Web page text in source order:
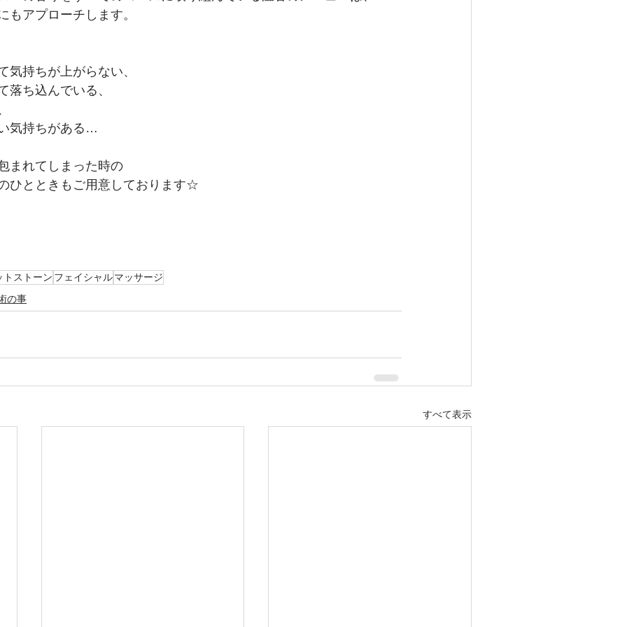
もアプローチします。
気持ちが上がらない、
落ち込んでいる、
気持ちがある…
まれてしまった時の
ひとときもご用意しております☆
トストーン フェイシャルマッサージ
の事
すべて表示